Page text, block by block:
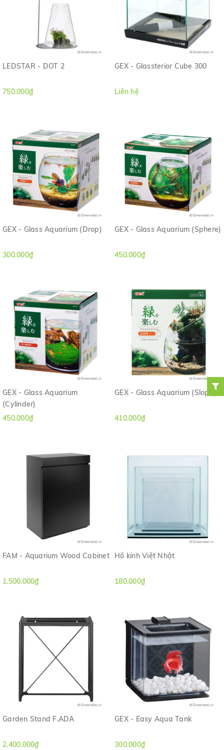
LEDSTAR - DOT 2
750.000₫
GEX - Glassterior Cube 300
Liên hệ
GEX - Glass Aquarium (Drop)
300.000₫
GEX - Glass Aquarium (Sphere)
450.000₫
GEX - Glass Aquarium
(Cylinder)
450.000₫
GEX - Glass Aquarium (Slope)
410.000₫
FAM - Aquarium Wood Cabinet
1.500.000₫
Hồ kính Việt Nhật
180.000₫
Garden Stand F.ADA
2.400.000₫
GEX - Easy Aqua Tank
300.000₫